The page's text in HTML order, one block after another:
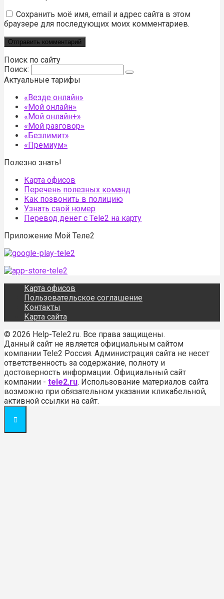
Сохранить моё имя, email и адрес сайта в этом
браузере для последующих моих комментариев.
Поиск по сайту
Поиск:
Актуальные тарифы
«Везде онлайн»
«Мой онлайн»
«Мой онлайн+»
«Мой разговор»
«Безлимит»
«Премиум»
Полезно знать!
Карта офисов
Перечень полезных команд
Как позвонить в полицию
Узнать свой номер
Перевод денег с Tele2 на карту
Приложение Мой Теле2
Карта офисов
Пользовательское соглашение
Контакты
Карта сайта
© 2026 Help-Tele2.ru. Все права защищены.
Данный сайт не является официальным сайтом
компании Tele2 Россия. Администрация сайта не несет
ответственность за содержание, полноту и
достоверность информации. Официальный сайт
компании - tele2.ru. Использование материалов сайта
возможно при обязательном указании кликабельной,
активной ссылки на сайт.